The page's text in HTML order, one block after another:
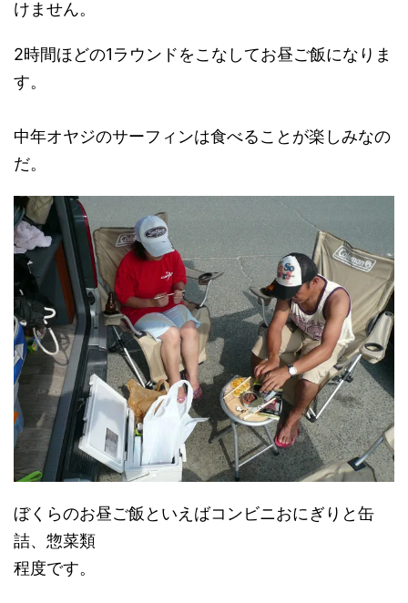
けません。
2時間ほどの1ラウンドをこなしてお昼ご飯になりま
す。
中年オヤジのサーフィンは食べることが楽しみなの
だ。
ぼくらのお昼ご飯といえばコンビニおにぎりと缶
詰、惣菜類
程度です。